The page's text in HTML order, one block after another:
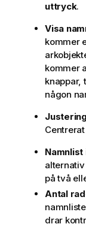
uttryck.
Visa
kommer
kommer
knappar,
någon
på två
Antal
drar